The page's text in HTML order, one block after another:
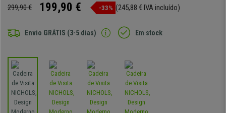
299,90 € 199,90 € -33% (245,88 € IVA incluído)
Envio GRÁTIS (3-5 dias) Em stock